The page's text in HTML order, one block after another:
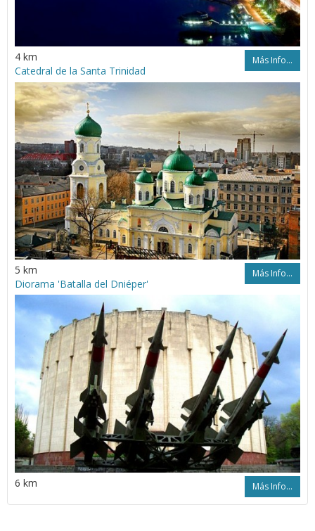
4 km Más Info...
Catedral de la Santa Trinidad
5 km Más Info...
Diorama 'Batalla del Dniéper'
6 km Más Info...